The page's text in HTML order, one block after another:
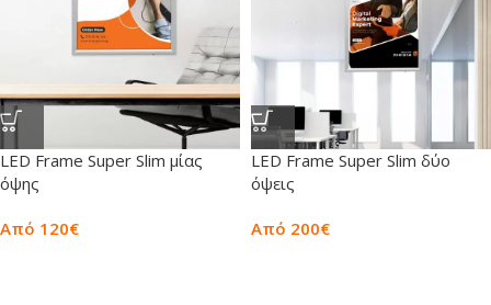
LED Frame Super Slim μίας
όψης
Από 120€
LED Frame Super Slim δύο
όψεις
Από 200€